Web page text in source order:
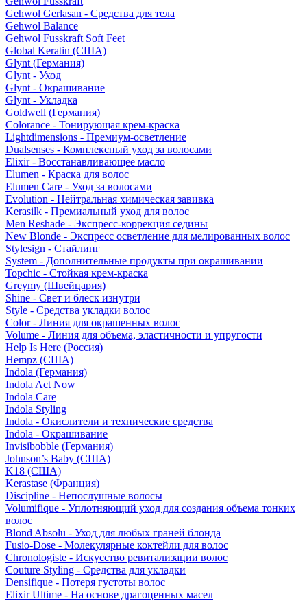
Gehwol Gerlasan - Средства для тела
Gehwol Balance
Gehwol Fusskraft Soft Feet
Global Keratin (США)
Glynt (Германия)
Glynt - Уход
Glynt - Окрашивание
Glynt - Укладка
Goldwell (Германия)
Colorance - Тонирующая крем-краска
Lightdimensions - Премиум-осветление
Dualsenses - Комплексный уход за волосами
Elixir - Восстанавливающее масло
Elumen - Краска для волос
Elumen Care - Уход за волосами
Evolution - Нейтральная химическая завивка
Kerasilk - Премиальный уход для волос
Men Reshade - Экспресс-коррекция седины
New Blonde - Экспресс осветление для мелированных волос
Stylesign - Стайлинг
System - Дополнительные продукты при окрашивании
Topchic - Стойкая крем-краска
Greymy (Швейцария)
Shine - Свет и блеск изнутри
Style - Средства укладки волос
Color - Линия для окрашенных волос
Volume - Линия для объема, эластичности и упругости
Help Is Here (Россия)
Hempz (США)
Indola (Германия)
Indola Act Now
Indola Care
Indola Styling
Indola - Окислители и технические средства
Indola - Окрашивание
Invisibobble (Германия)
Johnson’s Baby (США)
K18 (США)
Kerastase (Франция)
Discipline - Непослушные волосы
Volumifique - Уплотняющий уход для создания объема тонких
волос
Blond Absolu - Уход для любых граней блонда
Fusio-Dose - Молекулярные коктейли для волос
Chronologiste - Искусство ревитализации волос
Couture Styling - Средства для укладки
Densifique - Потеря густоты волос
Elixir Ultime - На основе драгоценных масел